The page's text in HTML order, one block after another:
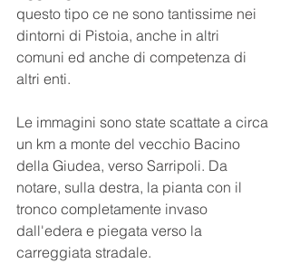
questo tipo ce ne sono tantissime nei
dintorni di Pistoia, anche in altri
comuni ed anche di competenza di
altri enti.
Le immagini sono state scattate a circa
un km a monte del vecchio Bacino
della Giudea, verso Sarripoli. Da
notare, sulla destra, la pianta con il
tronco completamente invaso
dall'edera e piegata verso la
carreggiata stradale.